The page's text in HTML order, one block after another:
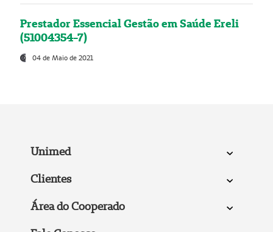
Prestador Essencial Gestão em Saúde Ereli
(51004354-7)
04 de Maio de 2021
Unimed
Clientes
Área do Cooperado